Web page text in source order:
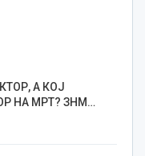
А КОЈ
НА МРТ? ЗНМ…